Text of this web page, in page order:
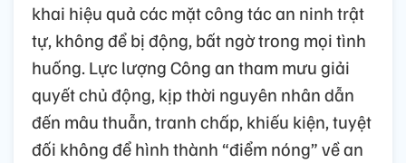
khai hiệu quả các mặt công tác an ninh trật
tự, không để bị động, bất ngờ trong mọi tình
huống. Lực lượng Công an tham mưu giải
quyết chủ động, kịp thời nguyên nhân dẫn
đến mâu thuẫn, tranh chấp, khiếu kiện, tuyệt
đối không để hình thành “điểm nóng” về an